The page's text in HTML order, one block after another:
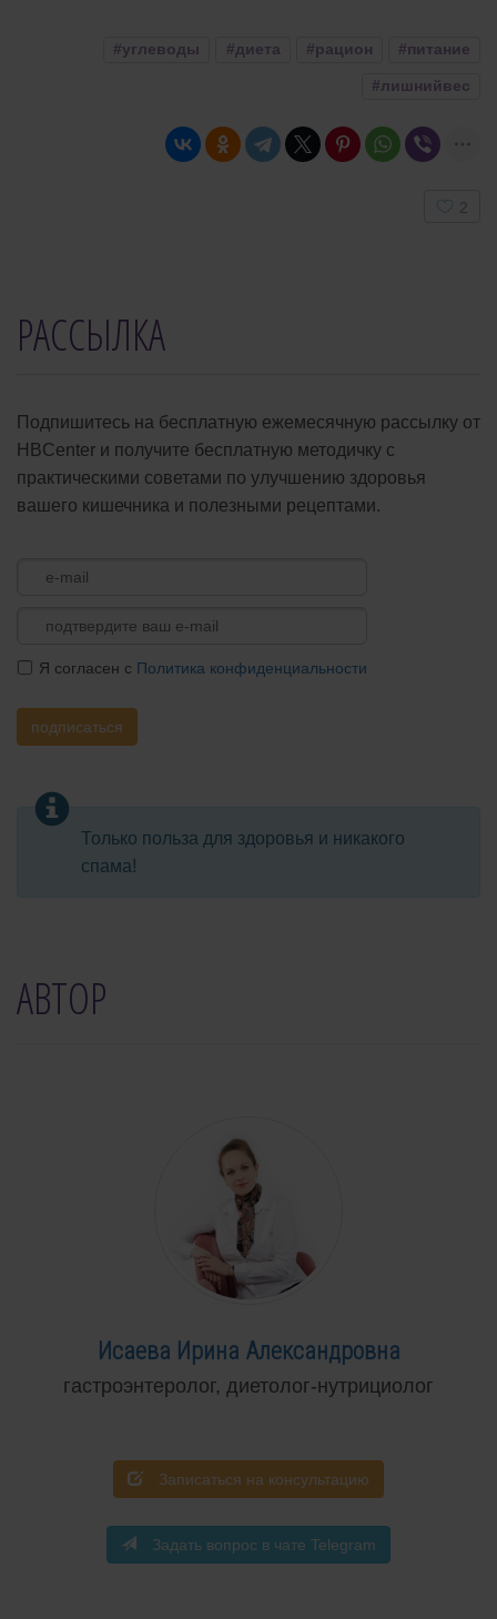
#питание
#рацион
#диета
#углеводы
#лишнийвес
2
РАССЫЛКА
Подпишитесь на бесплатную ежемесячную рассылку от
HBCenter и получите бесплатную методичку с
практическими советами по улучшению здоровья
вашего кишечника и полезными рецептами.
Я согласен с Политика конфиденциальности
подписаться
Только польза для здоровья и никакого
спама!
АВТОР
Исаева Ирина Александровна
гастроэнтеролог, диетолог-нутрициолог
Записаться на консультацию
Задать вопрос в чате Telegram